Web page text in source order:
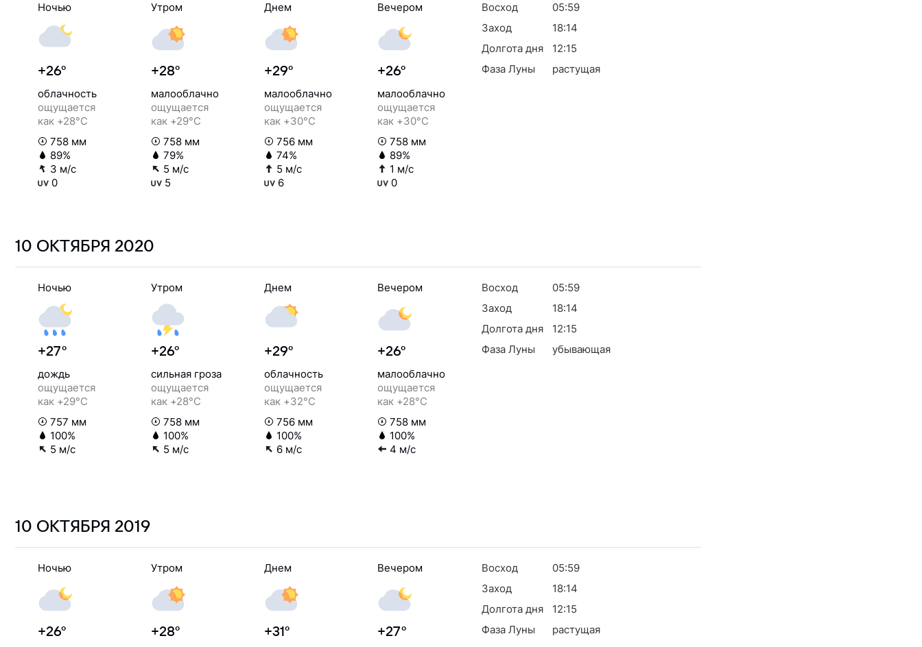
Ночью
+26°
облачность
ощущается
как +28°C
758 мм
89%
3 м/с
0
Утром
+28°
малооблачно
ощущается
как +29°C
758 мм
79%
5 м/с
5
Днем
+29°
малооблачно
ощущается
как +30°C
756 мм
74%
5 м/с
6
Вечером
+26°
малооблачно
ощущается
как +30°C
758 мм
89%
1 м/с
0
Восход
05:59
Заход
18:14
Долгота дня
12:15
Фаза Луны
растущая
10 ОКТЯБРЯ 2020
Ночью
+27°
дождь
ощущается
как +29°C
757 мм
100%
5 м/с
Утром
+26°
сильная гроза
ощущается
как +28°C
758 мм
100%
5 м/с
Днем
+29°
облачность
ощущается
как +32°C
756 мм
100%
6 м/с
Вечером
+26°
малооблачно
ощущается
как +28°C
758 мм
100%
4 м/с
Восход
05:59
Заход
18:14
Долгота дня
12:15
Фаза Луны
убывающая
10 ОКТЯБРЯ 2019
Ночью
+26°
Утром
+28°
Днем
+31°
Вечером
+27°
Восход
05:59
Заход
18:14
Долгота дня
12:15
Фаза Луны
растущая